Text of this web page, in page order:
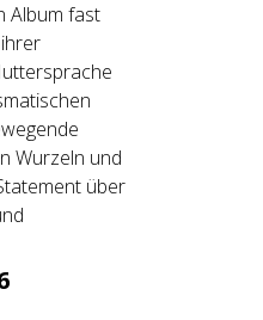
Album fast
Wurzeln und
über